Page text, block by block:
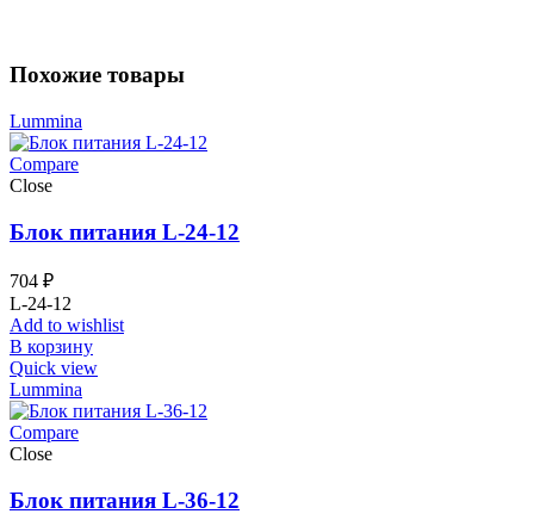
Похожие товары
Lummina
Compare
Close
Блок питания L-24-12
704 ₽
L-24-12
Add to wishlist
В корзину
Quick view
Lummina
Compare
Close
Блок питания L-36-12